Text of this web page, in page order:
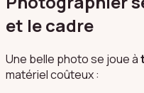
et le cadre
Une belle photo se joue à
matériel coûteux :